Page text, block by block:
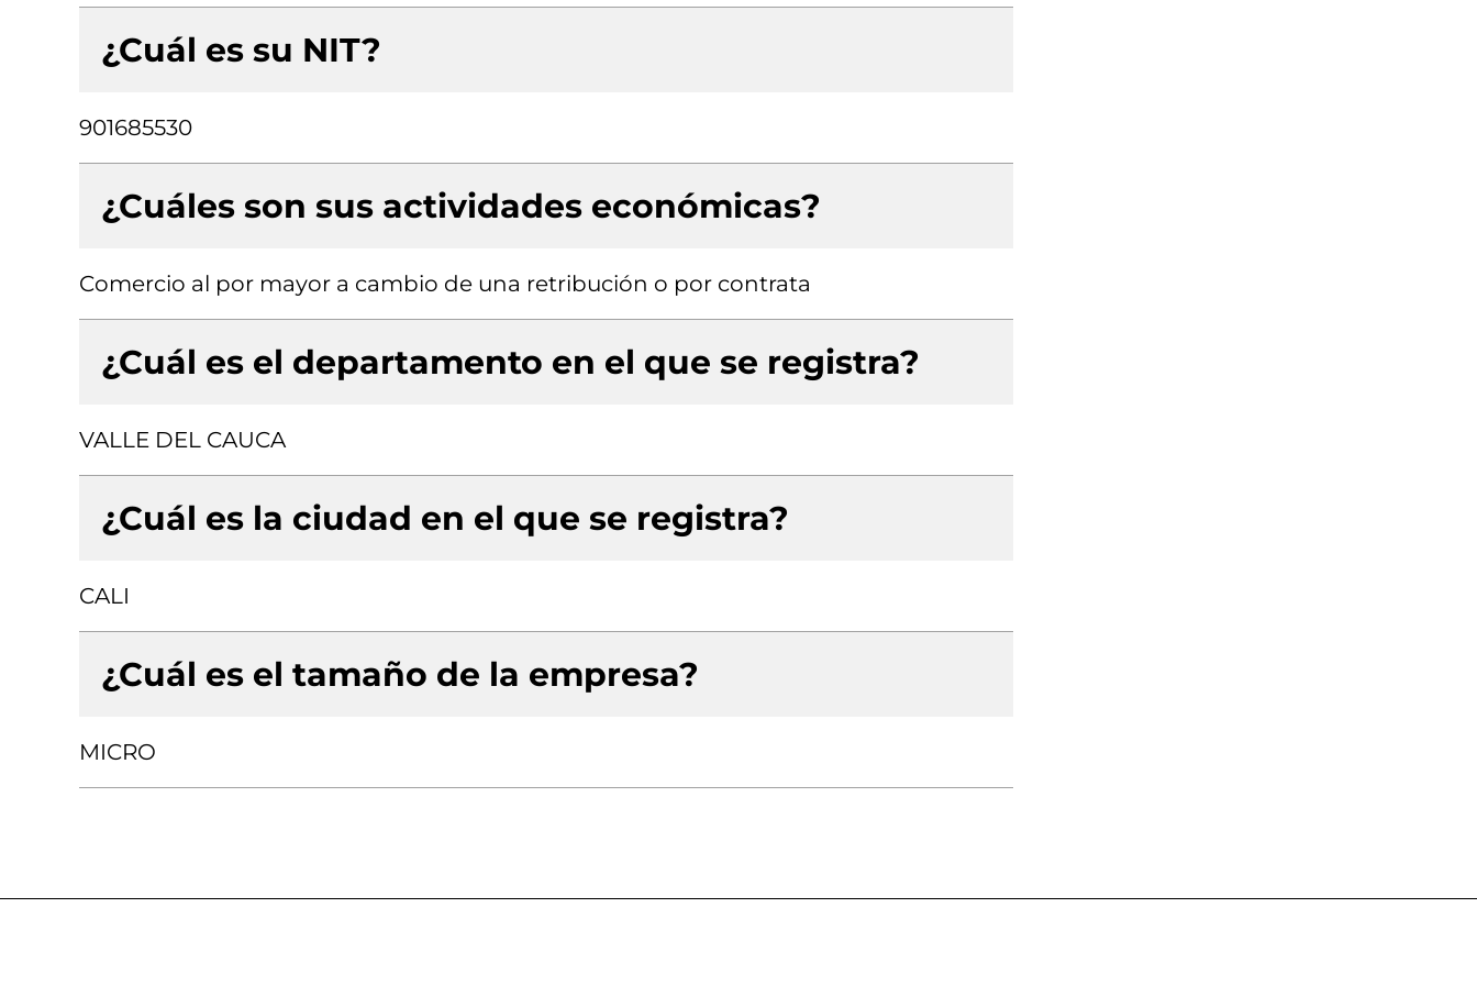
¿Cuál es su NIT?
901685530
¿Cuáles son sus actividades económicas?
Comercio al por mayor a cambio de una retribución o por contrata
¿Cuál es el departamento en el que se registra?
VALLE DEL CAUCA
¿Cuál es la ciudad en el que se registra?
CALI
¿Cuál es el tamaño de la empresa?
MICRO